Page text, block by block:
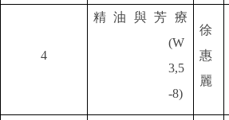
4
精油與芳療
(W
3,5
-8)
徐
惠
麗